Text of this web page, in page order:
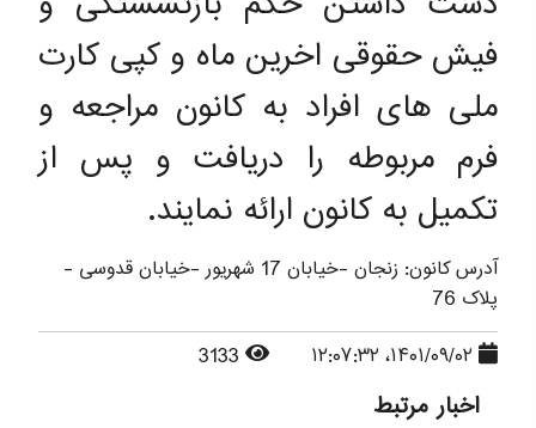
فیش حقوقی اخرین ماه و کپی کارت
ملی های افراد به کانون مراجعه و
فرم مربوطه را دریافت و پس از
تکمیل به کانون ارائه نمایند.
آدرس کانون: زنجان -خیابان 17 شهریور -خیابان قدوسی -
پلاک 76
اخبار مرتبط